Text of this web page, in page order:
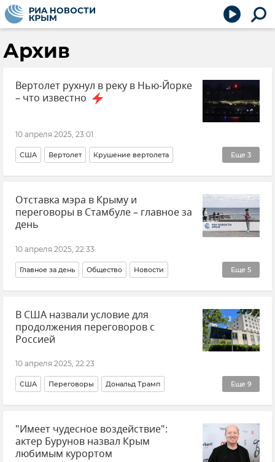
Архив
Вертолет рухнул в реку в Нью-Йорке
– что известно
10 апреля 2025, 23:01
Еще 3
США Вертолет Крушение вертолета
Происшествия В мире Новости
Отставка мэра в Крыму и
переговоры в Стамбуле – главное за
день
10 апреля 2025, 22:33
Еще 5
Главное за день Общество Новости
Новости Крыма В мире Украина Крым
Россия
В США назвали условие для
продолжения переговоров с
Россией
10 апреля 2025, 22:23
Еще 9
США Переговоры Дональд Трамп
Марко Рубио Украина Новости СВО
Госдепартамент США Новости В мире
Политика Внешняя политика
"Имеет чудесное воздействие":
актер Бурунов назвал Крым
любимым курортом